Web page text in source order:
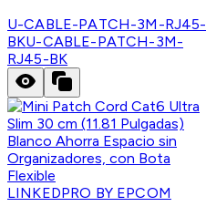
U-CABLE-PATCH-3M-RJ45-
BKU-CABLE-PATCH-3M-
RJ45-BK
LINKEDPRO BY EPCOM